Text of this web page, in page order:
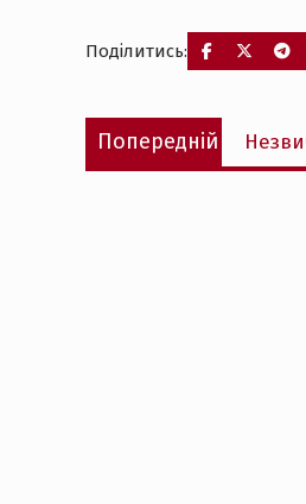
Поділитись:
Навігація
записів
Попередній
запис: